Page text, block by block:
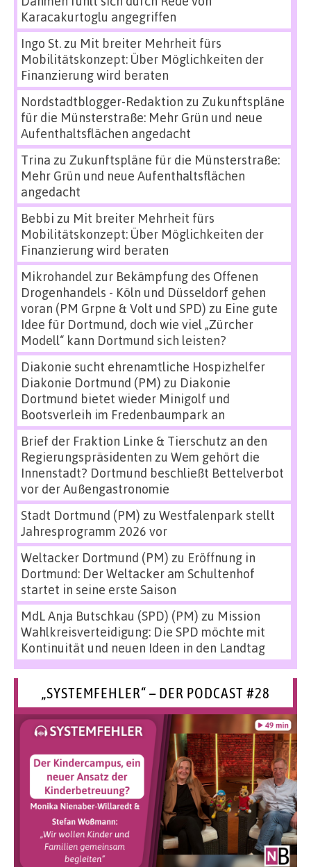
Karacakurtoglu angegriffen
Ingo St.zu Mit breiter Mehrheit fürs
Mobilitätskonzept: Über Möglichkeiten der
Finanzierung wird beraten
Nordstadtblogger-Redaktion zu Zukunftspläne
für die Münsterstraße: Mehr Grün und neue
Aufenthaltsflächen angedacht
Trina zu Zukunftspläne für die Münsterstraße:
Mehr Grün und neue Aufenthaltsflächen
angedacht
Bebbi zu Mit breiter Mehrheit fürs
Mobilitätskonzept: Über Möglichkeiten der
Finanzierung wird beraten
Mikrohandel zur Bekämpfung des Offenen
Drogenhandels - Köln und Düsseldorf gehen
voran (PM Grpne & Volt und SPD) zu Eine gute
Idee für Dortmund, doch wie viel „Zürcher
Modell“ kann Dortmund sich leisten?
Diakonie sucht ehrenamtliche Hospizhelfer
Diakonie Dortmund (PM) zu Diakonie
Dortmund bietet wieder Minigolf und
Bootsverleih im Fredenbaumpark an
Brief der Fraktion Linke & Tierschutz an den
Regierungspräsidenten zu Wem gehört die
Innenstadt? Dortmund beschließt Bettelverbot
vor der Außengastronomie
Stadt Dortmund (PM) zu Westfalenpark stellt
Jahresprogramm 2026 vor
Weltacker Dortmund (PM) zu Eröffnung in
Dortmund: Der Weltacker am Schultenhof
startet in seine erste Saison
MdL Anja Butschkau (SPD) (PM) zu Mission
Wahlkreisverteidigung: Die SPD möchte mit
Kontinuität und neuen Ideen in den Landtag
„SYSTEMFEHLER“ – DER PODCAST #28